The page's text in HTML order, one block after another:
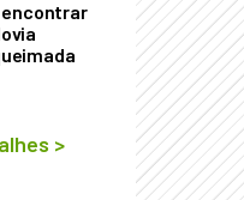
encontrar
>